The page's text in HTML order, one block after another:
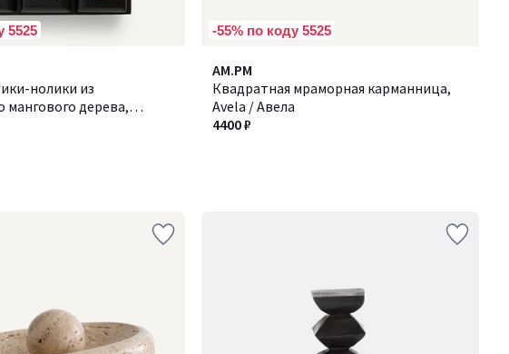
5525
нолики из
мангового дерева,
-55% по коду 5525
AM.PM
Квадратная мраморная карманница,
Avela / Авела
4400 ₽